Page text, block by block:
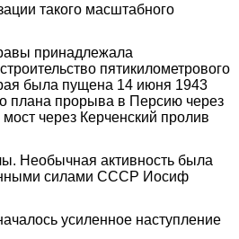
такого масштабного
принадлежала
пятикилометрового
была пущена 14 июня 1943
плана прорыва в Персию через
через Керченский пролив
Необычная активность была
силами СССР Иосиф
усиленное наступление